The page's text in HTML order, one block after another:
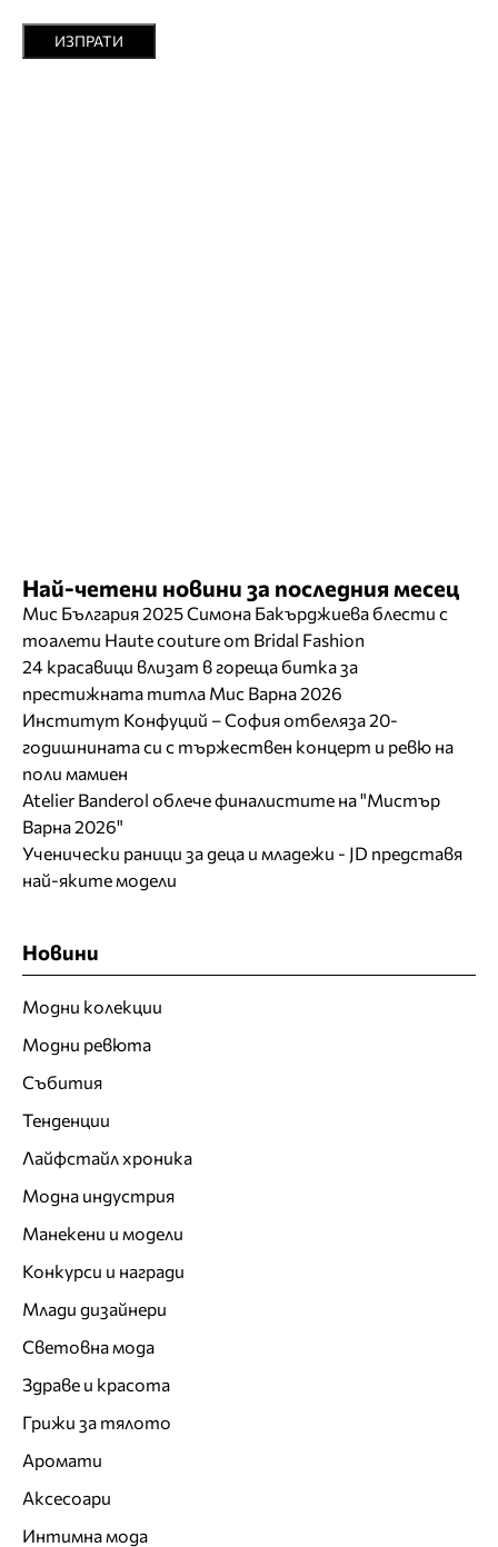
ИЗПРАТИ
Най-четени новини за последния месец
Мис България 2025 Симона Бакърджиева блести с
тоалети Haute couture от Bridal Fashion
24 красавици влизат в гореща битка за
престижната титла Мис Варна 2026
Институт Конфуций – София отбеляза 20-
годишнината си с тържествен концерт и ревю на
поли мамиен
Atelier Banderol облече финалистите на "Мистър
Варна 2026"
Ученически раници за деца и младежи - JD представя
най-яките модели
Новини
Модни колекции
Модни ревюта
Събития
Тенденции
Лайфстайл хроника
Модна индустрия
Манекени и модели
Конкурси и награди
Млади дизайнери
Световна мода
Здраве и красота
Грижи за тялото
Аромати
Аксесоари
Интимна мода